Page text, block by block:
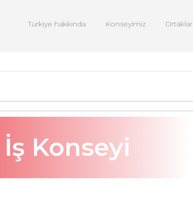
Türkiye hakkında Konseyimiz Ortaklar
Konseyi